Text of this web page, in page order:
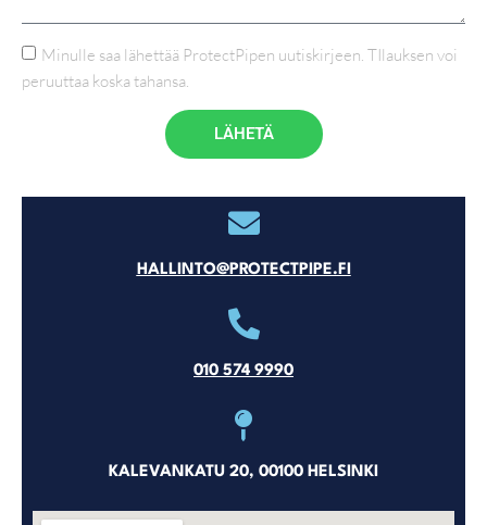
Minulle saa lähettää ProtectPipen uutiskirjeen. TIlauksen voi
peruuttaa koska tahansa.
LÄHETÄ
HALLINTO@PROTECTPIPE.FI
010 574 9990
KALEVANKATU 20, 00100 HELSINKI